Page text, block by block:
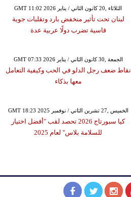
GMT 11:02 2026 الثلاثاء ,20 كانون الثاني / يناير
لبنان تحت تأثير منخفض بارد وتقلبات جوية
قاسية تضرب دولًا عربية عدة
GMT 07:33 2026 الجمعة ,30 كانون الثاني / يناير
نقاط ضعف رجل الدلو في الحب وكيفية التعامل
معها بذكاء
GMT 18:23 2025 الخميس ,27 تشرين الثاني / نوفمبر
كيا سبورتاج 2026 تحصد لقب "أفضل اختيار
للسلامة بلاس" لعام 2025